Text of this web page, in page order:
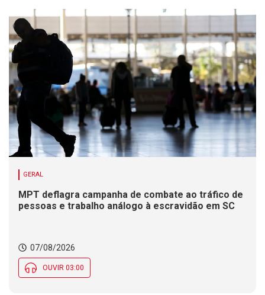
GERAL
MPT deflagra campanha de combate ao tráfico de
pessoas e trabalho análogo à escravidão em SC
07/08/2026
OUVIR 03:00